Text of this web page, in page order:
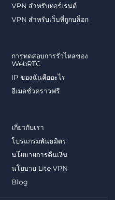
VPN สำหรับทอร์เรนต์
VPN สำหรับเว็บที่ถูกบล็อก
เกี่ยวกับเรา
โปรแกรมพันธมิตร
นโยบายการคืนเงิน
นโยบาย Lite VPN
Blog
การทดสอบการรั่วไหลของ
WebRTC
IP ของฉันคืออะไร
อีเมลชั่วคราวฟรี